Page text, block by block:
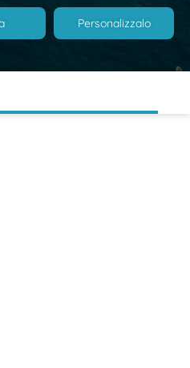
Personalizzalo